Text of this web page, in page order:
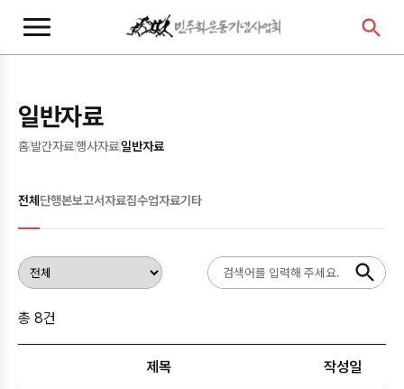
바
뉴
일반자료
홈발간자료행사자료일반자료
전체 단행본보고서자료집수업자료기타
총 8건
제목 작성일